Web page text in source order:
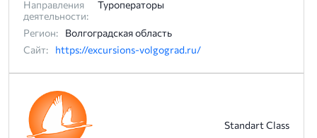
Направления
деятельности:
Туроператоры
Регион:
Волгоградская область
Сайт:
https://excursions-volgograd.ru/
Standart Class